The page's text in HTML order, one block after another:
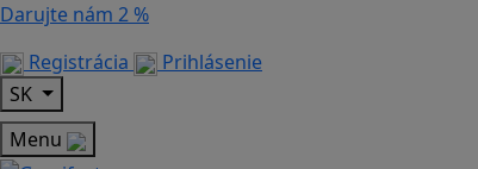
Darujte nám 2 %
Registrácia
Prihlásenie
SK
Menu